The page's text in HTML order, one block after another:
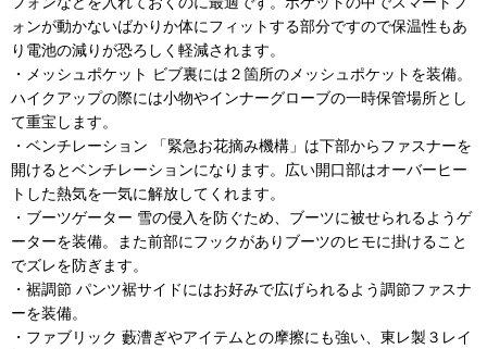
ォンが動かないばかりか体にフィットする部分ですので保温性もあ
り電池の減りが恐ろしく軽減されます。
・メッシュポケット ビブ裏には２箇所のメッシュポケットを装備。
ハイクアップの際には小物やインナーグローブの一時保管場所とし
て重宝します。
・ベンチレーション 「緊急お花摘み機構」は下部からファスナーを
開けるとベンチレーションになります。広い開口部はオーバーヒー
トした熱気を一気に解放してくれます。
・ブーツゲーター 雪の侵入を防ぐため、ブーツに被せられるようゲ
ーターを装備。また前部にフックがありブーツのヒモに掛けること
でズレを防ぎます。
・裾調節 パンツ裾サイドにはお好みで広げられるよう調節ファスナ
ーを装備。
・ファブリック 藪漕ぎやアイテムとの摩擦にも強い、東レ製３レイ